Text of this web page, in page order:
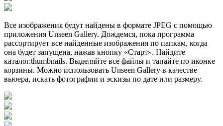
Все изображения будут найдены в формате JPEG с помощью
приложения Unseen Gallery. Дождемся, пока программа
рассортирует все найденные изображения по папкам, когда
она будет запущена, нажав кнопку «Старт». Найдите
каталог.thumbnails. Выделяйте все файлы и тапайте по иконке
корзины. Можно использовать Unseen Gallery в качестве
вьюера, искать фотографии и эскизы по дате или размеру.